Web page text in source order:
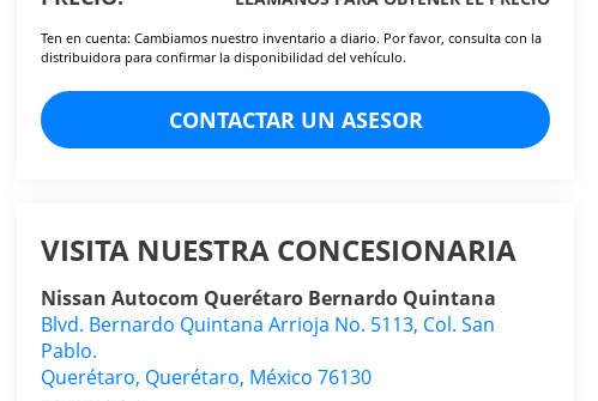
Ten en cuenta: Cambiamos nuestro inventario a diario. Por favor, consulta con la
distribuidora para confirmar la disponibilidad del vehículo.
CONTACTAR UN ASESOR
VISITA NUESTRA CONCESIONARIA
Nissan Autocom Querétaro Bernardo Quintana
Blvd. Bernardo Quintana Arrioja No. 5113, Col. San
Pablo.
Querétaro, Querétaro, México 76130